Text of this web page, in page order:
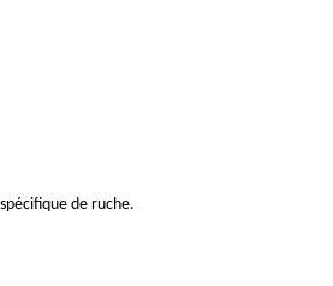
de ruche.